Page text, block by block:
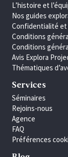
L’histoire et
Nos guides
Confidentialité
Conditions
Conditions
Avis Explora
Thématiques
Services
Séminaires
Rejoins-nous
Agence
FAQ
Préférences